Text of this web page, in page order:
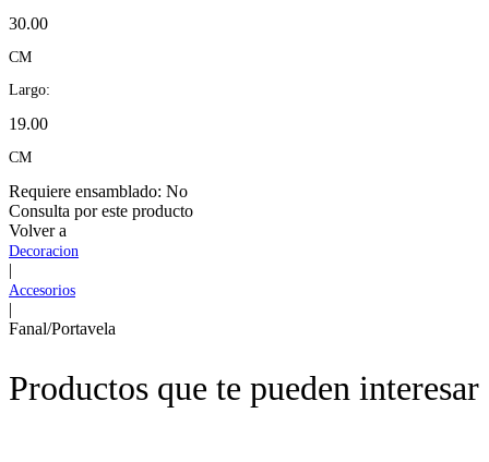
30.00
CM
Largo:
19.00
CM
Requiere ensamblado: No
Consulta por este producto
Volver a
Decoracion
|
Accesorios
|
Fanal/Portavela
Productos que te pueden interesar